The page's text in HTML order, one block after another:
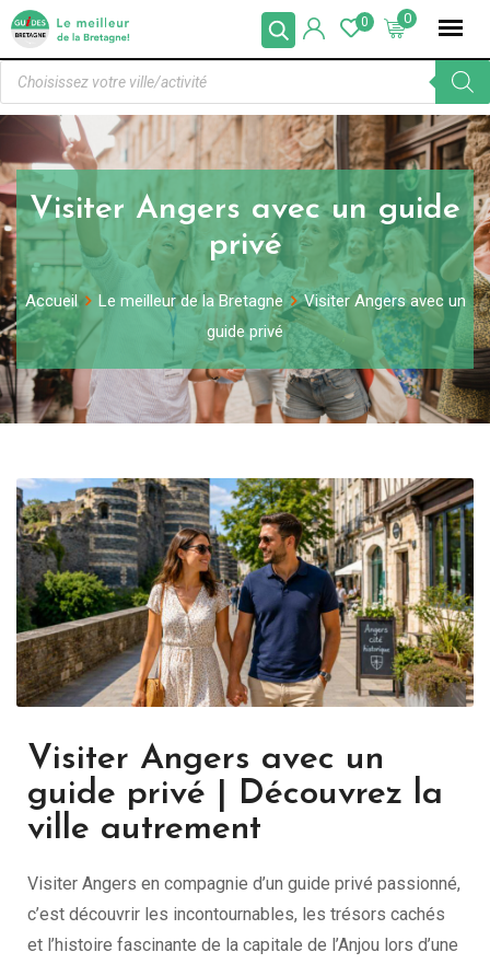
0
0
Visiter Angers avec un guide
privé
Accueil Le meilleur de la Bretagne
Visiter Angers avec un
guide privé
Visiter Angers avec un
guide privé | Découvrez la
ville autrement
Visiter Angers en compagnie d’un guide privé passionné,
c’est découvrir les incontournables, les trésors cachés
et l’histoire fascinante de la capitale de l’Anjou lors d’une